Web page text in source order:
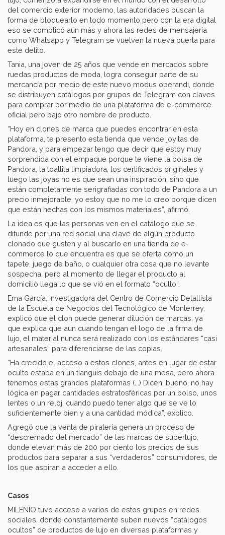
del comercio exterior moderno, las autoridades buscan la
forma de bloquearlo en todo momento pero con la era digital
eso se complicó aún más y ahora las redes de mensajería
como Whatsapp y Telegram se vuelven la nueva puerta para
este delito.
Tania, una joven de 25 años que vende en mercados sobre
ruedas productos de moda, logra conseguir parte de su
mercancía por medio de este nuevo modus operandi, donde
se distribuyen catálogos por grupos de Telegram con claves
para comprar por medio de una plataforma de e-commerce
oficial pero bajo otro nombre de producto.
“Hoy en clones de marca que puedes encontrar en esta
plataforma, te presento esta tienda que vende joyitas de
Pandora, y para empezar tengo que decir que estoy muy
sorprendida con el empaque porque te viene la bolsa de
Pandora, la toallita limpiadora, los certificados originales y
luego las joyas no es que sean una inspiración, sino que
están completamente serigrafiadas con todo de Pandora a un
precio inmejorable, yo estoy que no me lo creo porque dicen
que están hechas con los mismos materiales”, afirmó.
La idea es que las personas ven en el catálogo que se
difunde por una red social una clave de algún producto
clonado que gusten y al buscarlo en una tienda de e-
commerce lo que encuentra es que se oferta como un
tapete, juego de baño, o cualquier otra cosa que no levante
sospecha, pero al momento de llegar el producto al
domicilio llega lo que se vió en el formato “oculto”.
Ema García, investigadora del Centro de Comercio Detallista
de la Escuela de Negocios del Tecnológico de Monterrey,
explicó que el clon puede generar dilución de marcas, ya
que explica que aun cuando tengan el logo de la firma de
lujo, el material nunca será realizado con los estándares “casi
artesanales” para diferenciarse de las copias.
“Ha crecido el acceso a estos clones, antes en lugar de estar
oculto estaba en un tianguis debajo de una mesa, pero ahora
tenemos estas grandes plataformas (...) Dicen ‘bueno, no hay
lógica en pagar cantidades estratosféricas por un bolso, unos
lentes o un reloj, cuando puedo tener algo que se ve lo
suficientemente bien y a una cantidad módica”, explico.
Agregó que la venta de piratería genera un proceso de
“descremado del mercado” de las marcas de superlujo,
donde elevan más de 200 por ciento los precios de sus
productos para separar a sus “verdaderos” consumidores, de
los que aspiran a acceder a ello.
Casos
MILENIO tuvo acceso a varios de estos grupos en redes
sociales, donde constantemente suben nuevos “catálogos
ocultos” de productos de lujo en diversas plataformas y